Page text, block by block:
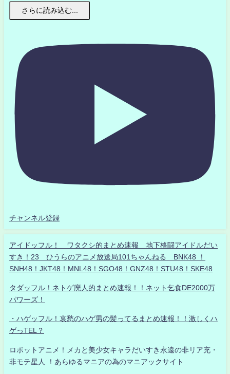
さらに読み込む...
チャンネル登録
アイドッフル！ ワタクシ的まとめ速報 地下格闘アイドルだい
すき！23 ひうらのアニメ放送局101ちゃんねる BNK48 ！
SNH48！JKT48！MNL48！SGO48！GNZ48！STU48！SKE48
タダッフル！ネトゲ廃人的まとめ速報！！ネット乞食DE2000万
パワーズ！
・ハゲッフル！哀愁のハゲ男の髪ってるまとめ速報！！激しくハ
ゲっTEL？
ロボットアニメ！メカと美少女キャラだいすき永遠の非リア充・
非モテ星人 ！あらゆるマニアの為のマニアックサイト